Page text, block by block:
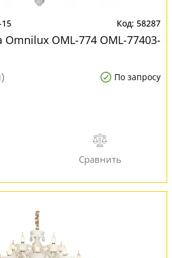
58287
OML-774 OML-77403-
По запросу